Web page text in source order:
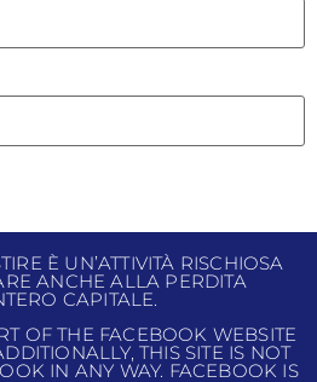
È UN’ATTIVITÀ RISCHIOSA
ANCHE ALLA PERDITA
CAPITALE.
OF THE FACEBOOK WEBSITE
THIS SITE IS NOT
IN ANY WAY. FACEBOOK IS